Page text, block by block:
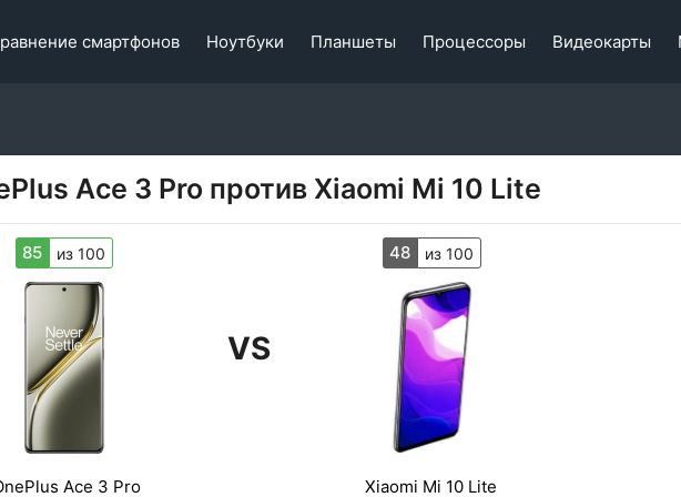
смартфонов Ноутбуки Планшеты Процессоры Видеокарты
Ace 3 Pro против Xiaomi Mi 10 Lite
85 из 100
VS
48 из 100
Ace 3 Pro Xiaomi Mi 10 Lite